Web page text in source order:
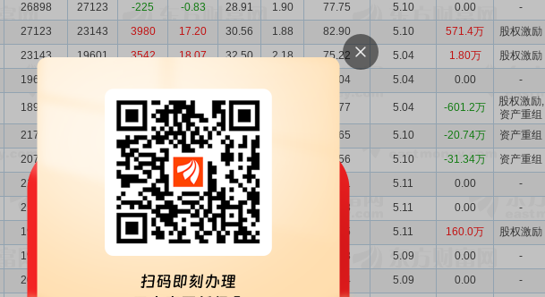
26898 27123 -225 -0.83 28.91 1.90 77.75 5.10 0.00 -
27123 23143 3980 17.20 30.56 1.88 82.90 5.10 571.4万 股权激励
23143 19601 3542 18.07 32.50 2.18 75.22 5.04 1.80万 股权激励
19601 79.04 5.04 0.00 -
18934 -2822 -12.97 40.02 75.77 5.04 -601.2万
股权激励,
资产重组
21756 996 4.80 30.18 65.65 5.10 -20.74万 资产重组
20760 -1159 -5.29 27.73 57.56 5.10 -31.34万 资产重组
21919 19 0.09 23.13 50.71 5.11 0.00 -
21900 2557 13.22 29.12 63.78 5.11 0.00 -
19343 -624 -3.13 29.80 57.65 5.11 160.0万 股权激励
19967 20924 -957 -4.57 33.37 66.63 5.09 0.00 -
20924 1819 9.52 31.94 66.84 5.09 0.00 -